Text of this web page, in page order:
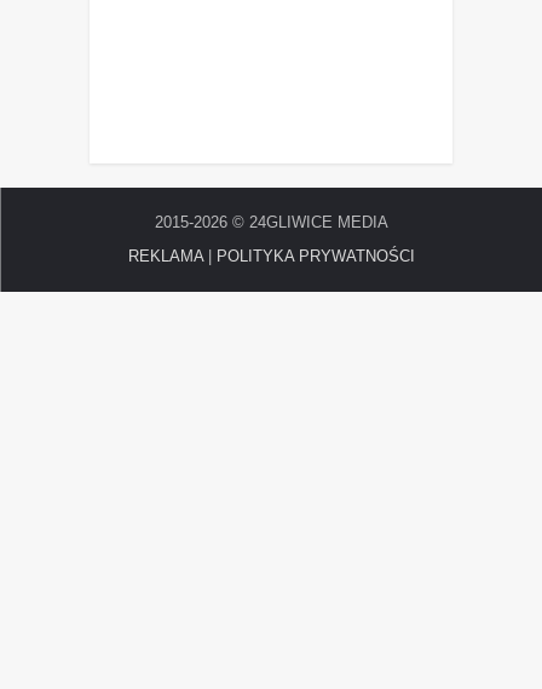
2015-2026 © 24GLIWICE MEDIA
REKLAMA| POLITYKA PRYWATNOŚCI